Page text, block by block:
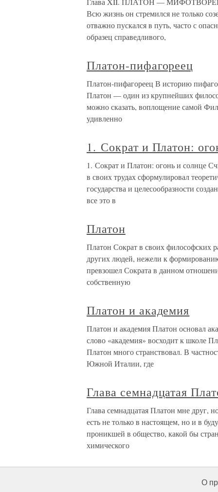
Всю жизнь он стремился не только
отважно пускался в путь, часто с
образец справедливого,
Платон-пифагореец
Платон-пифагореец В историю
Платон — один из крупнейших
можно сказать, воплощение самой
удивленно
1. Сократ и Платон:
1. Сократ и Платон: огонь и солнце
в своих трудах сформулировал
государства и целесообразности
все это в
Платон
Платон Сократ в своих философских
других людей, нежели к
превзошел Сократа в данном
собственную
Платон и академия
Платон и академия Платон основал
слово «академия» восходит к школе
Платон много странствовал. В
Южной Италии, где
Глава семнадцатая
Глава семнадцатая Платон мне друг,
есть не только в настоящем, но и в
проникшей в общество, какой бы
химического
О